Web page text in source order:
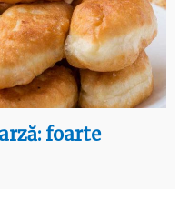
foarte